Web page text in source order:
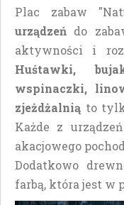
Plac zabaw
urządzeń do
aktywności i
Huśtawki,
wspinaczki,
zjeżdżalnią to
Każde z
akacjowego
Dodatkowo
farbą, która jest w